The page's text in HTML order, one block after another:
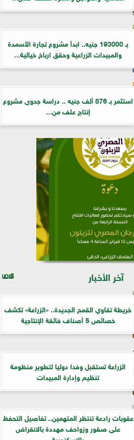
بـ 193000 جنيه.. ابدأ مشروع تجارة الأسمدة
والمبيدات الزراعية وحقق ارباخ خيالية...
استثمر بـ 876 ألف جنيه .. دراسة جدوى مشروع
إنتاج علف من...
آخر الأخبار
خريطة تقاوي القمح الجديدة.. «الزراعة» تكشف
خصائص 5 أصناف فائقة الإنتاجية
الزراعة تستقبل وفدا دوليا لتطوير منظومة
تنظيم وإدارة المبيدات
عقوبات رادعة تنتظر المتهمين.. تفاصيل التحفظ
على صقور وزواحف مهددة بالانقراض